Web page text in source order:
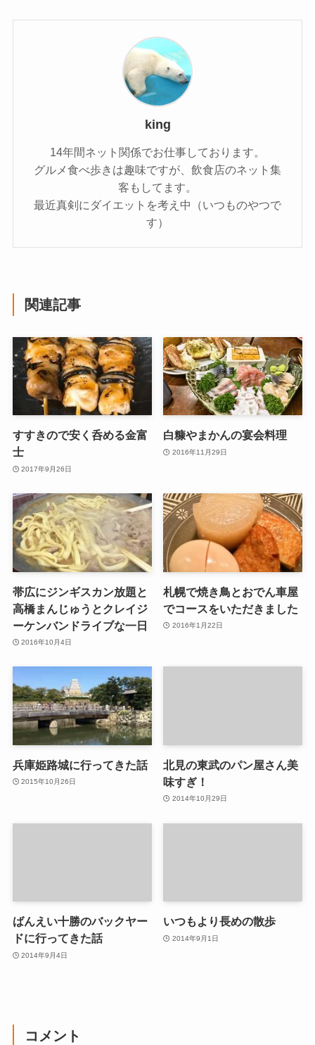
king
14年間ネット関係でお仕事しております。
グルメ食べ歩きは趣味ですが、飲食店のネット集
客もしてます。
最近真剣にダイエットを考え中（いつものやつで
す）
関連記事
すすきので安く呑める金富
士
2017年9月26日
白糠やまかんの宴会料理
2016年11月29日
帯広にジンギスカン放題と
高橋まんじゅうとクレイジ
ーケンバンドライブな一日
2016年10月4日
札幌で焼き鳥とおでん車屋
でコースをいただきました
2016年1月22日
兵庫姫路城に行ってきた話
2015年10月26日
北見の東武のパン屋さん美
味すぎ！
2014年10月29日
ばんえい十勝のバックヤー
ドに行ってきた話
2014年9月4日
いつもより長めの散歩
2014年9月1日
コメント